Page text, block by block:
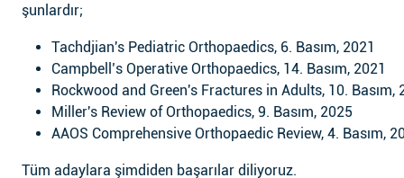
şunlardır;
Tachdjian's Pediatric Orthopaedics, 6. Basım, 2021
Campbell’s Operative Orthopaedics, 14. Basım, 2021
Rockwood and Green's Fractures in Adults, 10. Basım,
Miller's Review of Orthopaedics, 9. Basım, 2025
AAOS Comprehensive Orthopaedic Review, 4. Basım,
Tüm adaylara şimdiden başarılar diliyoruz.